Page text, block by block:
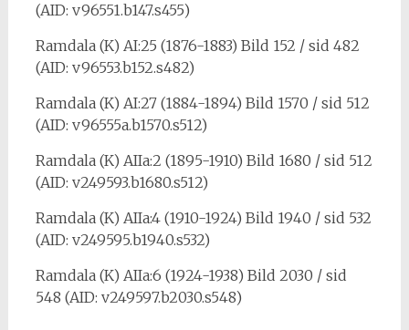
(AID: v96551.b147.s455)
Ramdala (K) AI:25 (1876-1883) Bild 152 / sid 482
(AID: v96553.b152.s482)
Ramdala (K) AI:27 (1884-1894) Bild 1570 / sid 512
(AID: v96555a.b1570.s512)
Ramdala (K) AIIa:2 (1895-1910) Bild 1680 / sid 512
(AID: v249593.b1680.s512)
Ramdala (K) AIIa:4 (1910-1924) Bild 1940 / sid 532
(AID: v249595.b1940.s532)
Ramdala (K) AIIa:6 (1924-1938) Bild 2030 / sid
548 (AID: v249597.b2030.s548)